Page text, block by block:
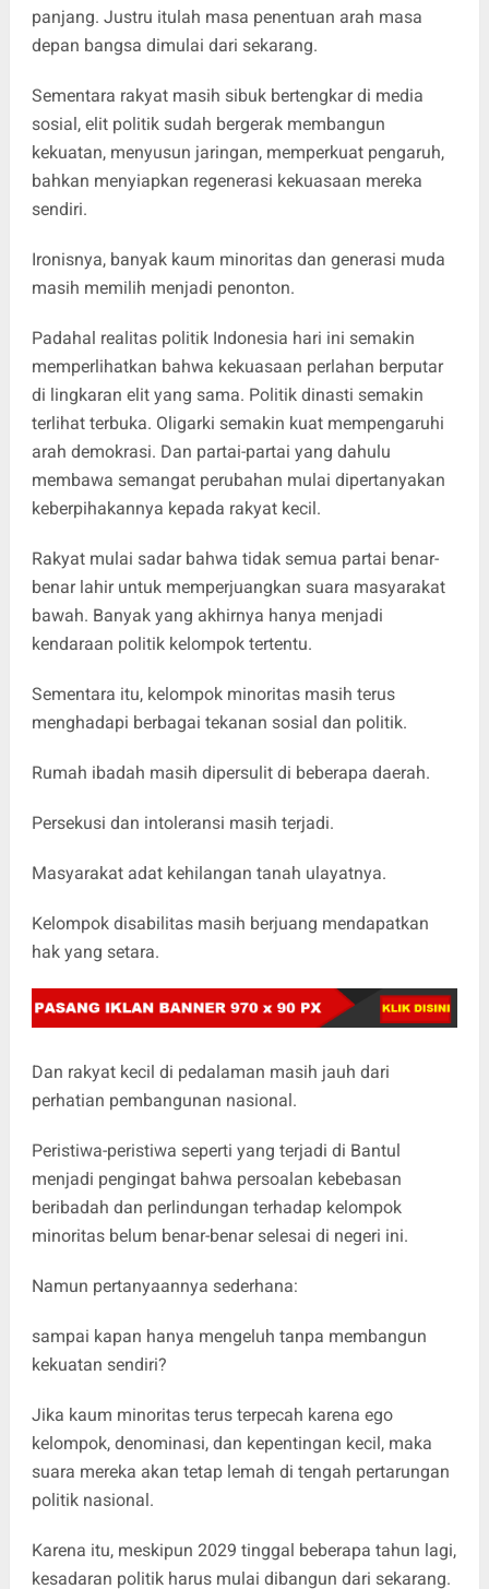
panjang. Justru itulah masa penentuan arah masa
depan bangsa dimulai dari sekarang.
Sementara rakyat masih sibuk bertengkar di media
sosial, elit politik sudah bergerak membangun
kekuatan, menyusun jaringan, memperkuat pengaruh,
bahkan menyiapkan regenerasi kekuasaan mereka
sendiri.
Ironisnya, banyak kaum minoritas dan generasi muda
masih memilih menjadi penonton.
Padahal realitas politik Indonesia hari ini semakin
memperlihatkan bahwa kekuasaan perlahan berputar
di lingkaran elit yang sama. Politik dinasti semakin
terlihat terbuka. Oligarki semakin kuat mempengaruhi
arah demokrasi. Dan partai-partai yang dahulu
membawa semangat perubahan mulai dipertanyakan
keberpihakannya kepada rakyat kecil.
Rakyat mulai sadar bahwa tidak semua partai benar-
benar lahir untuk memperjuangkan suara masyarakat
bawah. Banyak yang akhirnya hanya menjadi
kendaraan politik kelompok tertentu.
Sementara itu, kelompok minoritas masih terus
menghadapi berbagai tekanan sosial dan politik.
Rumah ibadah masih dipersulit di beberapa daerah.
Persekusi dan intoleransi masih terjadi.
Masyarakat adat kehilangan tanah ulayatnya.
Kelompok disabilitas masih berjuang mendapatkan
hak yang setara.
Dan rakyat kecil di pedalaman masih jauh dari
perhatian pembangunan nasional.
Peristiwa-peristiwa seperti yang terjadi di Bantul
menjadi pengingat bahwa persoalan kebebasan
beribadah dan perlindungan terhadap kelompok
minoritas belum benar-benar selesai di negeri ini.
Namun pertanyaannya sederhana:
sampai kapan hanya mengeluh tanpa membangun
kekuatan sendiri?
Jika kaum minoritas terus terpecah karena ego
kelompok, denominasi, dan kepentingan kecil, maka
suara mereka akan tetap lemah di tengah pertarungan
politik nasional.
Karena itu, meskipun 2029 tinggal beberapa tahun lagi,
kesadaran politik harus mulai dibangun dari sekarang.